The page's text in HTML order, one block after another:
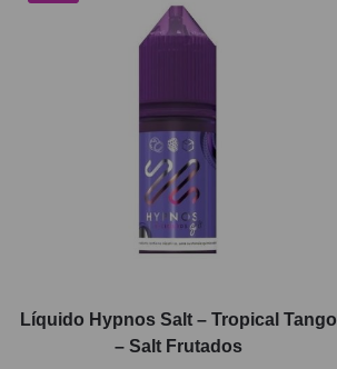
Líquido Hypnos Salt – Tropical Tango
– Salt Frutados